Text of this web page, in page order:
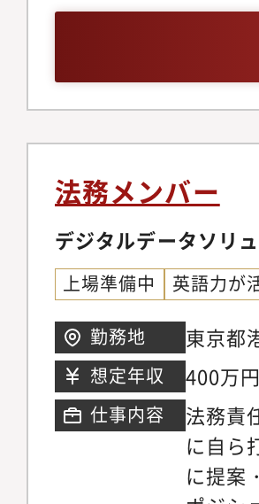
法務組
的な
透・AI
的には
括ポジ
係者
に主
ジネス
やIPO
築、開
ること
立ち上
的論点
とスピ
バルな
つ、事
チャ
です。
メンバ
きます
す・契
業、
業等
渉・メ
ティブ
法務メンバー
デジタルデータソリ
上場準備中 英語力が
勤務地
東京都
ワー15
谷線
コース
想定年収
仕事内容
法務責
に自ら
に提案